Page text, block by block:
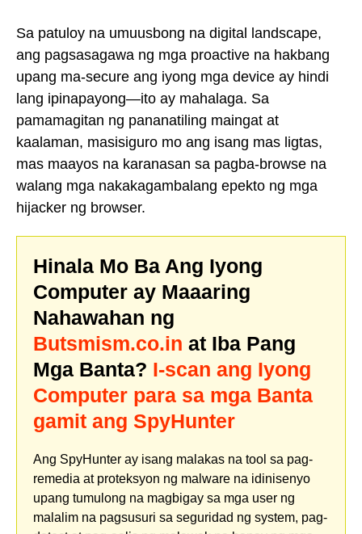
Sa patuloy na umuusbong na digital landscape,
ang pagsasagawa ng mga proactive na hakbang
upang ma-secure ang iyong mga device ay hindi
lang ipinapayong—ito ay mahalaga. Sa
pamamagitan ng pananatiling maingat at
kaalaman, masisiguro mo ang isang mas ligtas,
mas maayos na karanasan sa pagba-browse na
walang mga nakakagambalang epekto ng mga
hijacker ng browser.
Hinala Mo Ba Ang Iyong
Computer ay Maaaring
Nahawahan ng
Butsmism.co.in at Iba Pang
Mga Banta? I-scan ang Iyong
Computer para sa mga Banta
gamit ang SpyHunter
Ang SpyHunter ay isang malakas na tool sa pag-
remedia at proteksyon ng malware na idinisenyo
upang tumulong na magbigay sa mga user ng
malalim na pagsusuri sa seguridad ng system, pag-